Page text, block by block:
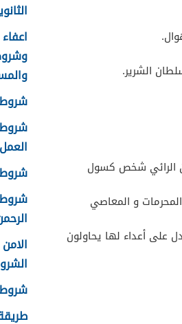
الشرير.
الرائي شخص كسول
و المعاصي
على أعداء لها يحاولون
شروط
شروط
العمل
شروط
شروط
شروط